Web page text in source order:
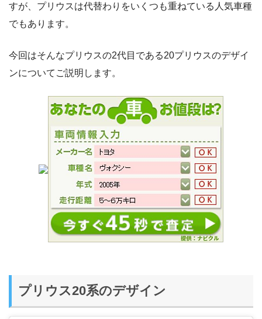
すが、プリウスは代替わりをいくつも重ねている人気車種
でもあります。
今回はそんなプリウスの2代目である20プリウスのデザイ
ンについてご説明します。
プリウス20系のデザイン